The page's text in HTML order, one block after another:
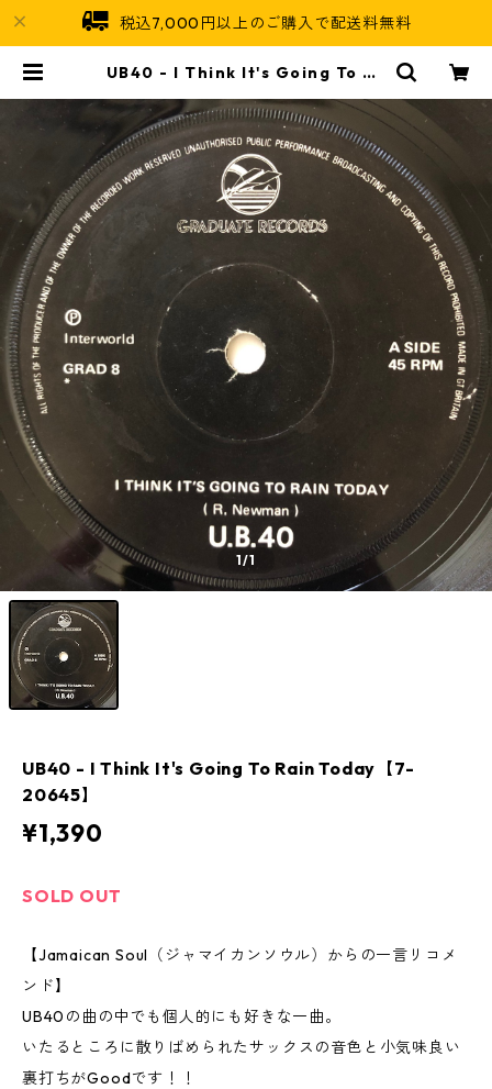
税込7,000円以上のご購入で配送料無料
UB40 ‎- I Think It's Going To Ra
n Soul
1/1
UB40 ‎- I Think It's Going To Rain Today【7-
20645】
¥1,390
SOLD OUT
【Jamaican Soul（ジャマイカンソウル）からの一言リコメ
ンド】
UB40の曲の中でも個人的にも好きな一曲。
いたるところに散りばめられたサックスの音色と小気味良い
裏打ちがGoodです！！